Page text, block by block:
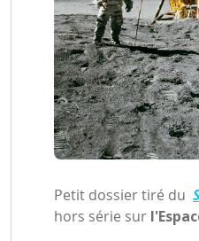
Petit dossier tiré du
hors série sur